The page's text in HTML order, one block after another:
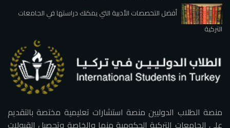
أفضل التخصصات الأدبية التي يمكنك دراستها في الجامعات
التركية
منصة الطلاب الدوليين منصة استشارات تعليمية مختصة بالتقديم
على الجامعات التركية الحكومية منها والخاصة وتحصيل القبولات